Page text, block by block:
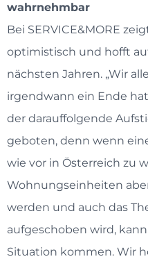
wahrnehmbar
Bei SERVICE&MORE
optimistisch und hofft
nächsten Jahren. „Wir
irgendwann ein Ende
der darauffolgende
geboten, denn wenn
wie vor in Österreich zu
Wohnungseinheiten
werden und auch das
aufgeschoben wird,
Situation kommen. Wir